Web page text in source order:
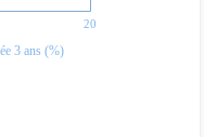
20
3 ans (%)